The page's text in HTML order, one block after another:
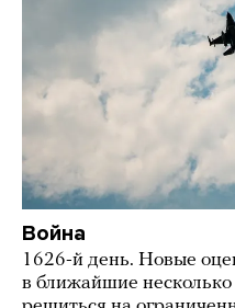
Война
1626-й день. Новые
в ближайшие